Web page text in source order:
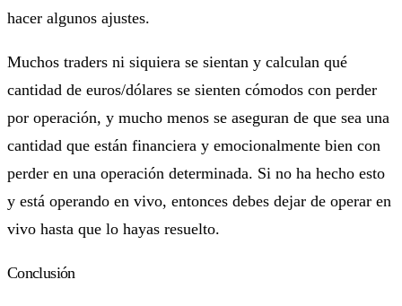
hacer algunos ajustes.
Muchos traders ni siquiera se sientan y calculan qué
cantidad de euros/dólares se sienten cómodos con perder
por operación, y mucho menos se aseguran de que sea una
cantidad que están financiera y emocionalmente bien con
perder en una operación determinada. Si no ha hecho esto
y está operando en vivo, entonces debes dejar de operar en
vivo hasta que lo hayas resuelto.
Conclusión